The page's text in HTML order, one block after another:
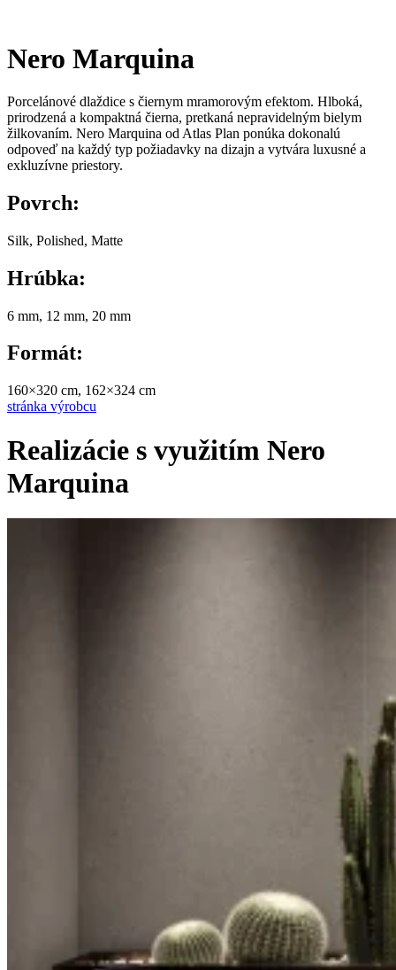
Nero Marquina
Porcelánové dlaždice s čiernym mramorovým efektom. Hlboká,
prirodzená a kompaktná čierna, pretkaná nepravidelným bielym
žilkovaním. Nero Marquina od Atlas Plan ponúka dokonalú
odpoveď na každý typ požiadavky na dizajn a vytvára luxusné a
exkluzívne priestory.
Povrch:
Silk, Polished, Matte
Hrúbka:
6 mm, 12 mm, 20 mm
Formát:
160×320 cm, 162×324 cm
stránka výrobcu
Realizácie s využitím Nero
Marquina